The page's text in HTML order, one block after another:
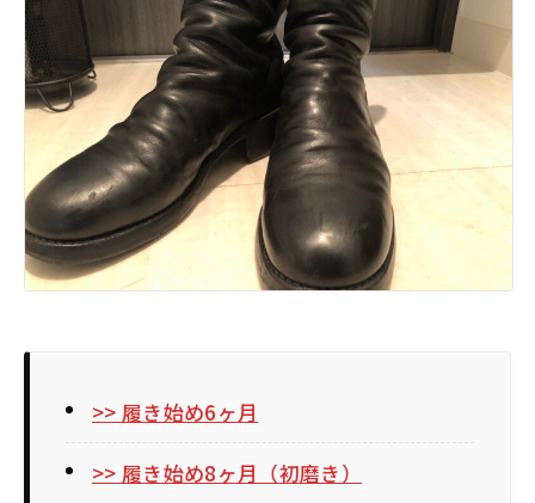
>> 履き始め6ヶ月
>> 履き始め8ヶ月（初磨き）